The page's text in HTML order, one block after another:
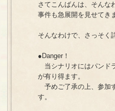
さてこんばんは、そんな
事件も急展開を見せてき
そんなわけで、さっそく
●Danger！
当シナリオにはパンド
が有り得ます。
予めご了承の上、参加
す。